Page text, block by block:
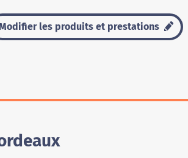
les produits et prestations